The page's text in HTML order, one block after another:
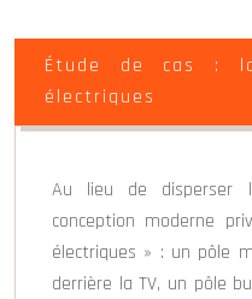
Étude de cas :
électriques
Au lieu de disperser
conception moderne
électriques » : un pôle
derrière la TV, un pôle